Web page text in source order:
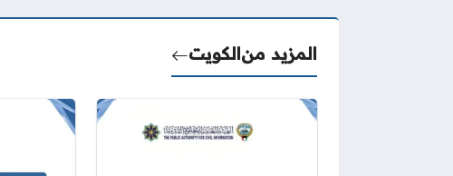
المزيد منالكويت